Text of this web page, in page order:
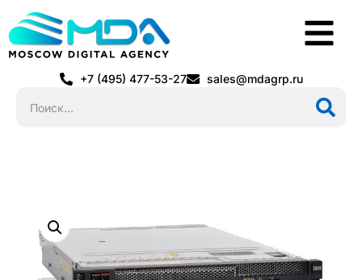
+7 (495) 477-53-27 sales@mdagrp.ru